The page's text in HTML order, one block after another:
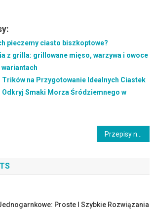
pieczemy ciasto biszkoptowe?
z grilla: grillowane mięso, warzywa i owoce
Trików na Przygotowanie Idealnych Ciastek
Odkryj Smaki Morza Śródziemnego w
Proste I Szybkie Rozwiązania